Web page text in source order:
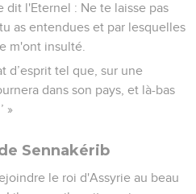
dit l'Eternel : Ne te laisse pas
as entendues et par lesquelles
m'ont insulté.
d’esprit tel que, sur une
dans son pays, et là-bas
»
Sennakérib
le roi d'Assyrie au beau